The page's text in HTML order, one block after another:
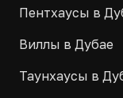
Пентхаусы в
Виллы в Дубае
Таунхаусы в